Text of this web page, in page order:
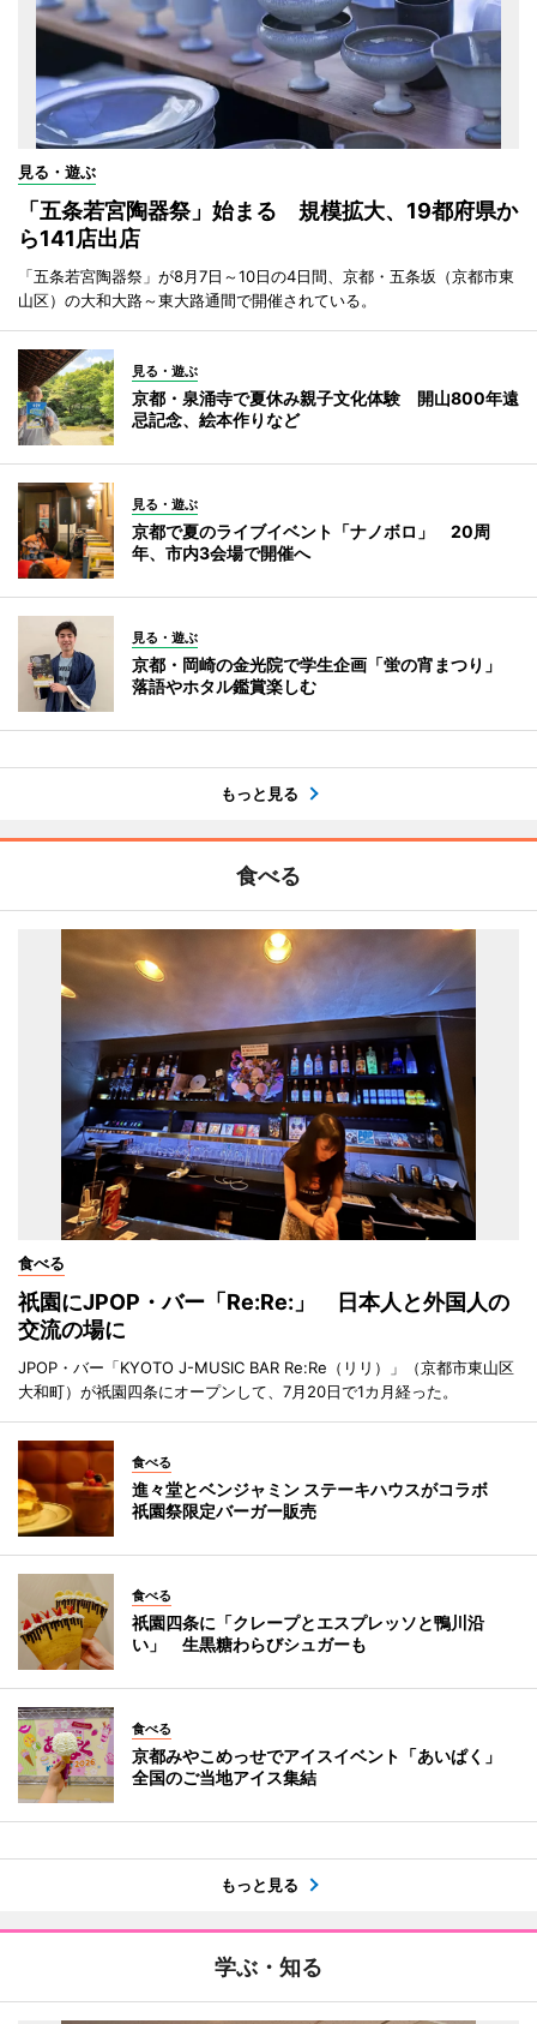
見る・遊ぶ
「五条若宮陶器祭」始まる 規模拡大、19都府県か
ら141店出店
「五条若宮陶器祭」が8月7日～10日の4日間、京都・五条坂（京都市東
山区）の大和大路～東大路通間で開催されている。
見る・遊ぶ
京都・泉涌寺で夏休み親子文化体験 開山800年遠
忌記念、絵本作りなど
見る・遊ぶ
京都で夏のライブイベント「ナノボロ」 20周
年、市内3会場で開催へ
見る・遊ぶ
京都・岡崎の金光院で学生企画「蛍の宵まつり」
落語やホタル鑑賞楽しむ
もっと見る
食べる
食べる
祇園にJPOP・バー「Re:Re:」 日本人と外国人の
交流の場に
JPOP・バー「KYOTO J-MUSIC BAR Re:Re（リリ）」（京都市東山区
大和町）が祇園四条にオープンして、7月20日で1カ月経った。
食べる
進々堂とベンジャミン ステーキハウスがコラボ
祇園祭限定バーガー販売
食べる
祇園四条に「クレープとエスプレッソと鴨川沿
い」 生黒糖わらびシュガーも
食べる
京都みやこめっせでアイスイベント「あいぱく」
全国のご当地アイス集結
もっと見る
学ぶ・知る